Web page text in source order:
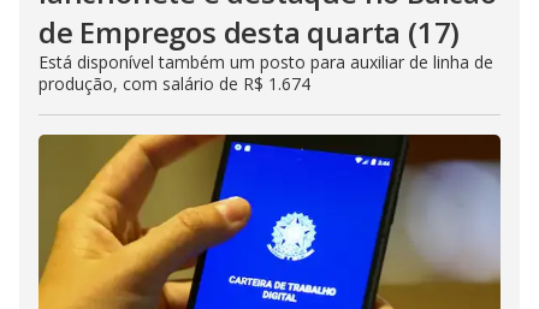
de Empregos desta quarta (17)
Está disponível também um posto para auxiliar de linha de
produção, com salário de R$ 1.674